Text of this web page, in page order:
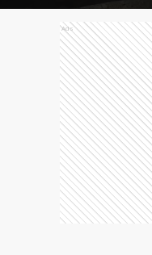
Ads